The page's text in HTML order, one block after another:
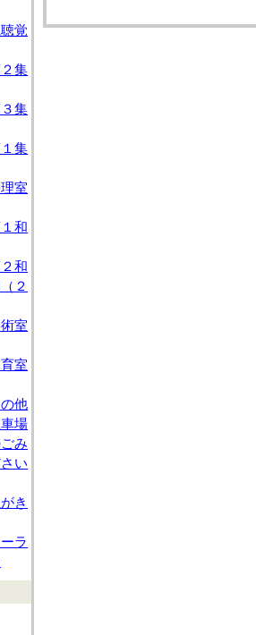
覚
集
集
集
室
和
和
２
室
室
他
場
み
い
き
ラ